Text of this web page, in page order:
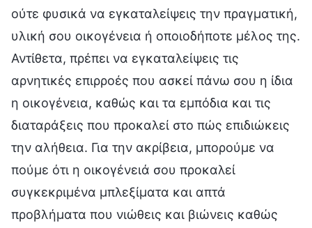
ούτε φυσικά να εγκαταλείψεις την πραγματική,
υλική σου οικογένεια ή οποιοδήποτε μέλος της.
Αντίθετα, πρέπει να εγκαταλείψεις τις
αρνητικές επιρροές που ασκεί πάνω σου η ίδια
η οικογένεια, καθώς και τα εμπόδια και τις
διαταράξεις που προκαλεί στο πώς επιδιώκεις
την αλήθεια. Για την ακρίβεια, μπορούμε να
πούμε ότι η οικογένειά σου προκαλεί
συγκεκριμένα μπλεξίματα και απτά
προβλήματα που νιώθεις και βιώνεις καθώς